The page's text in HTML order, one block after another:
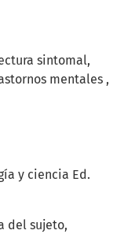
sintomal
mentales
y ciencia Ed.
del sujeto,